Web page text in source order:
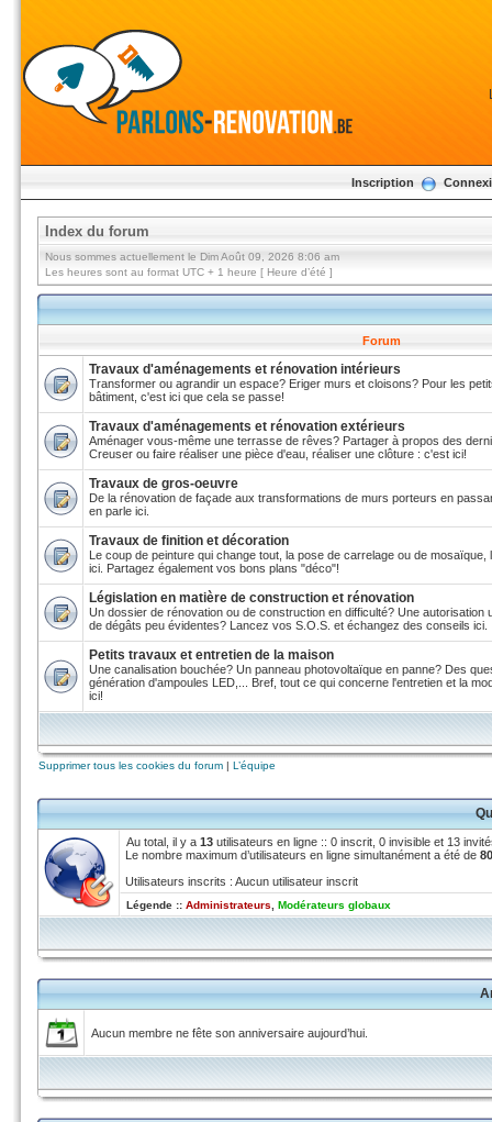
Inscription
Index du forum
Nous sommes actuellement le Dim Août 09, 2026 8:06 am
Les heures sont au format UTC + 1 heure [ Heure d’été ]
Forum
Travaux d'aménagements et rénovation intérieurs
Transformer ou agrandir un espace? Eriger murs et cloisons? Pour les
bâtiment, c'est ici que cela se passe!
Travaux d'aménagements et rénovation extérieurs
Aménager vous-même une terrasse de rêves? Partager à propos des
Creuser ou faire réaliser une pièce d'eau, réaliser une clôture : c'est ici!
Travaux de gros-oeuvre
De la rénovation de façade aux transformations de murs porteurs en
en parle ici.
Travaux de finition et décoration
Le coup de peinture qui change tout, la pose de carrelage ou de
ici. Partagez également vos bons plans "déco"!
Législation en matière de construction et rénovation
Un dossier de rénovation ou de construction en difficulté? Une autorisation
de dégâts peu évidentes? Lancez vos S.O.S. et échangez des conseils ici.
Petits travaux et entretien de la maison
Une canalisation bouchée? Un panneau photovoltaïque en panne? Des
génération d'ampoules LED,... Bref, tout ce qui concerne l'entretien et la
ici!
Supprimer tous les cookies du forum | L’équipe
Au total, il y a 13 utilisateurs en ligne :: 0 inscrit, 0 invisible et 13
Le nombre maximum d’utilisateurs en ligne simultanément a été de
Utilisateurs inscrits : Aucun utilisateur inscrit
Légende :: Administrateurs Modérateurs globaux
Aucun membre ne fête son anniversaire aujourd’hui.